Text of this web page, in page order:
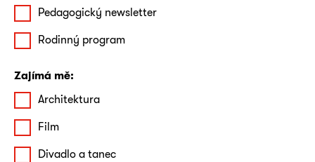
Pedagogický newsletter
Rodinný program
Zajímá mě:
Architektura
Film
Divadlo a tanec